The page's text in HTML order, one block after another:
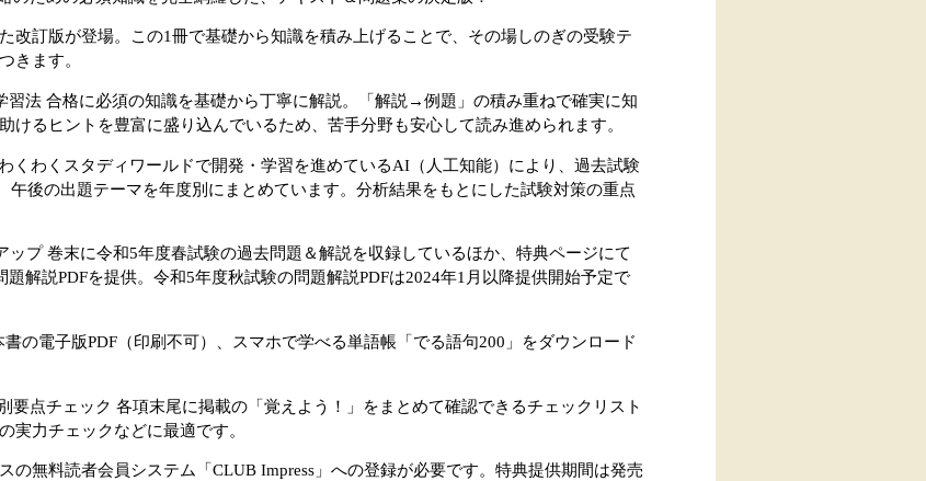
改訂版が登場。この1冊で基礎から知識を積み上げることで、その場しのぎの受験テ
きます。
習法 合格に必須の知識を基礎から丁寧に解説。「解説→例題」の積み重ねで確実に知
けるヒントを豊富に盛り込んでいるため、苦手分野も安心して読み進められます。
くわくスタディワールドで開発・学習を進めているAI（人工知能）により、過去試験
午後の出題テーマを年度別にまとめています。分析結果をもとにした試験対策の重点
プ 巻末に令和5年度春試験の過去問題＆解説を収録しているほか、特典ページにて
解説PDFを提供。令和5年度秋試験の問題解説PDFは2024年1月以降提供開始予定で
の電子版PDF（印刷不可）、スマホで学べる単語帳「でる語句200」をダウンロード
要点チェック 各項末尾に掲載の「覚えよう！」をまとめて確認できるチェックリスト
実力チェックなどに最適です。
の無料読者会員システム「CLUB Impress」への登録が必要です。特典提供期間は発売